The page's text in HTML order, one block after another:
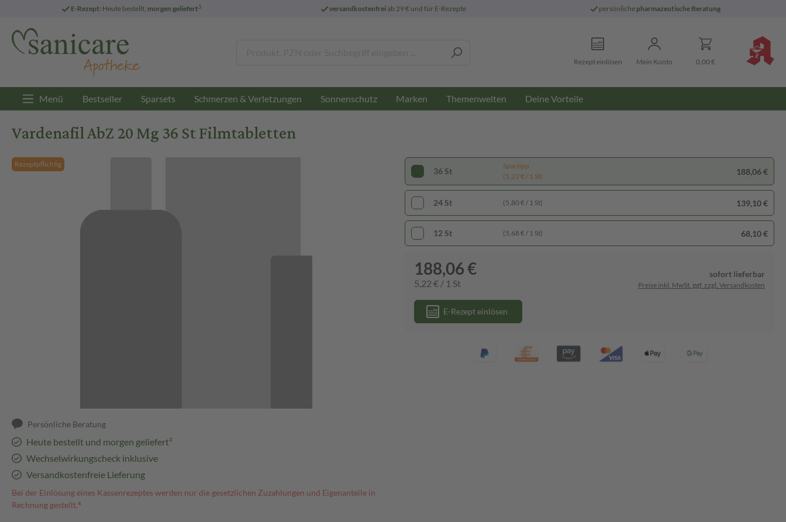
E-Rezept: Heute bestellt, morgen geliefert3 versandkostenfreiab 29 € und für E-Rezepte persönliche pharmazeutische Beratung
Rezept einlösen Mein Konto 0,00 €
Menü Bestseller Sparsets Schmerzen & Verletzungen Sonnenschutz Marken Themenwelten Deine Vorteile
Vardenafil AbZ 20 Mg 36 St Filmtabletten
Rezeptpflichtig
Persönliche Beratung
Heute bestellt und morgen geliefert³
Wechselwirkungscheck inklusive
Versandkostenfreie Lieferung
Bei der Einlösung eines Kassenrezeptes werden nur die gesetzlichen Zuzahlungen und Eigenanteile in
Rechnung gestellt.⁴
36 St
Spartipp
(5,22 € / 1 St)
188,06 €
24 St (5,80 € / 1 St) 139,10 €
12 St (5,68 € / 1 St) 68,10 €
188,06 €
5,22 € / 1 St
sofort lieferbar
Preise inkl. MwSt. ggf. zzgl. Versandkosten
E-Rezept einlösen